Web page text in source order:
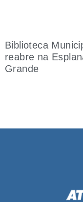
Biblioteca
reabre na
Grande